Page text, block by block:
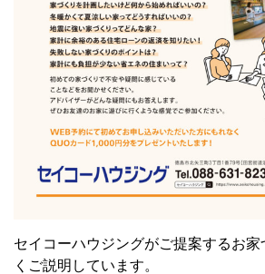
セイコーハウジングがご提案するお
くご説明しています。